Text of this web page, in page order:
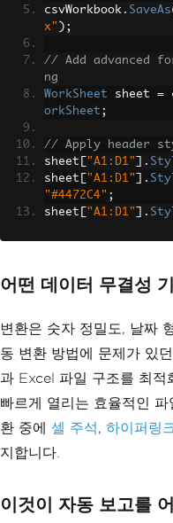
w}" ].Value = item.
}
}
csvWorkbook . SaveAs
x" );
// Add advanced
ng
WorkSheet sheet =
orkSheet ;
// Apply header
sheet
"A1:D1" ].
sheet
"A1:D1" ].
"#4472C4" ;
sheet
"A1:D1" ].
sheet[ "B:B"].
0"
// Add borders to
var dataRange =
dataRange. Style .
rType. AllBorders,
000000"
);
// Autosize
lity
sheet.
sheet.
어떤 데이터 무결성
변환은 숫자 정밀도, 날짜
동 변환 방법에 문제가 있
과 Excel 파일 구조를 최적
빠르게 열리는 효율적인
환 중에 셀 주석, 하이퍼링
지합니다.
이것이 자동 보고를